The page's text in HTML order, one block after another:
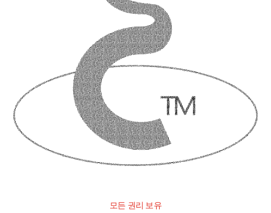
모든 권리 보유